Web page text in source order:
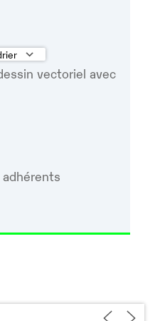
Calendrier Google
vectoriel avec
adhérents